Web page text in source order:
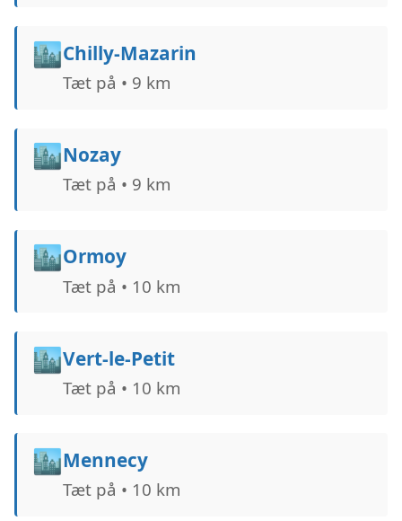
🏙️Chilly-Mazarin
Tæt på • 9 km
🏙️Nozay
Tæt på • 9 km
🏙️Ormoy
Tæt på • 10 km
🏙️Vert-le-Petit
Tæt på • 10 km
🏙️Mennecy
Tæt på • 10 km